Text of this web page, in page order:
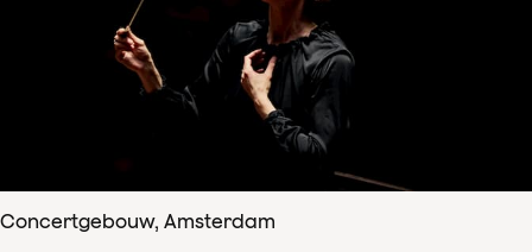
Concertgebouw, Amsterdam